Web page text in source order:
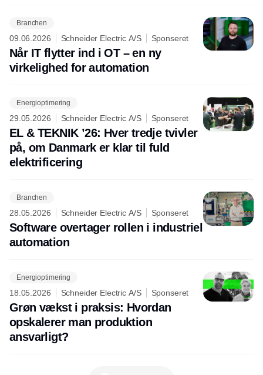
Branchen
09.06.2026 Schneider Electric A/S Sponseret
Når IT flytter ind i OT – en ny
virkelighed for automation
Energioptimering
29.05.2026 Schneider Electric A/S Sponseret
EL & TEKNIK ’26: Hver tredje tvivler
på, om Danmark er klar til fuld
elektrificering
Branchen
28.05.2026 Schneider Electric A/S Sponseret
Software overtager rollen i industriel
automation
Energioptimering
18.05.2026 Schneider Electric A/S Sponseret
Grøn vækst i praksis: Hvordan
opskalerer man produktion
ansvarligt?